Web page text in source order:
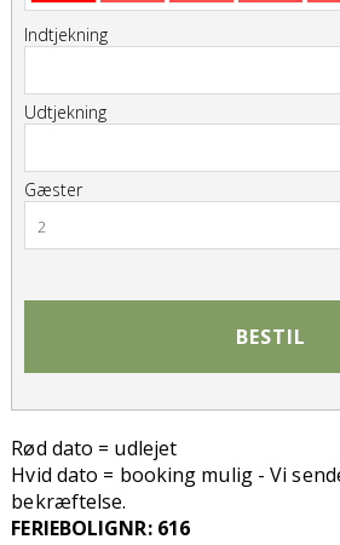
Indtjekning
Udtjekning
Gæster
2
BESTIL
Rød dato = udlejet
Hvid dato = booking mulig - Vi
bekræftelse.
FERIEBOLIGNR: 616